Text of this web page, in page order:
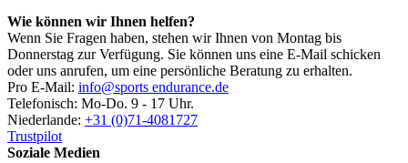
Wie können wir Ihnen helfen?
Wenn Sie Fragen haben, stehen wir Ihnen von Montag bis
Donnerstag zur Verfügung. Sie können uns eine E-Mail schicken
oder uns anrufen, um eine persönliche Beratung zu erhalten.
Pro E-Mail: info@sports endurance.de
Telefonisch: Mo-Do. 9 - 17 Uhr.
Niederlande: +31 (0)71-4081727
Trustpilot
Soziale Medien